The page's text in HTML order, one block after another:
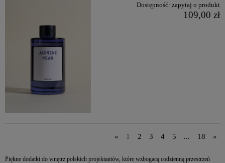
Dostępność: zapytaj o produkt
109,00 zł
« 1 2 3 4 5 ... 18 »
Piękne dodatki do wnętrz polskich projektantów, które wzbogacą codzienną przestrzeń